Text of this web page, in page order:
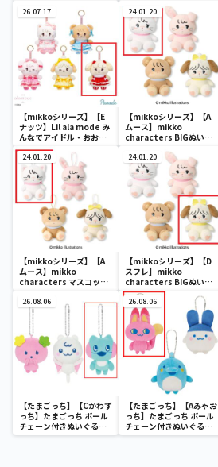
26.07.17
【mikkoシリーズ】【E
ナッツ】Lil ala mode み
んなでアイドル・おおき
めマスコット
24.01.20
【mikkoシリーズ】【A
ムース】mikko
characters BIGぬいぐ
24.01.20
【mikkoシリーズ】【A
ムース】mikko
characters マスコット
24.01.20
【mikkoシリーズ】【D
スフレ】mikko
characters BIGぬいぐ
るみ
26.08.06
【たまごっち】【Cかわず
っち】たまごっち ボール
チェーン付きぬいぐるみ
～Tamagotchi
26.08.06
【たまごっち】【Aみゃお
っち】たまごっち ボール
チェーン付きぬいぐるみ
～Tamagotchi